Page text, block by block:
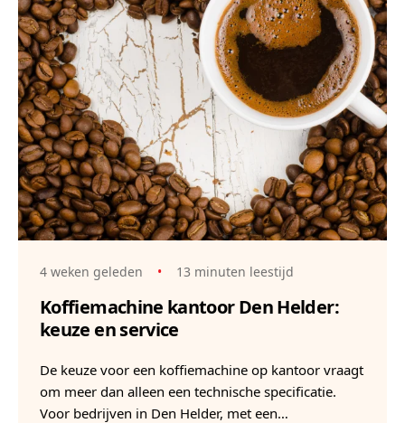
4 weken geleden • 13 minuten leestijd
Koffiemachine kantoor Den Helder:
keuze en service
De keuze voor een koffiemachine op kantoor vraagt
om meer dan alleen een technische specificatie.
Voor bedrijven in Den Helder, met een…